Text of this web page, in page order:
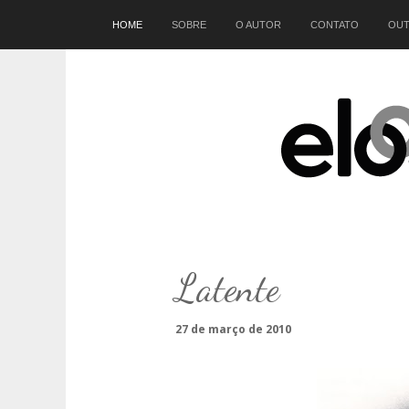
HOME SOBRE O AUTOR CONTATO Início
Latente
27 de março de 2010